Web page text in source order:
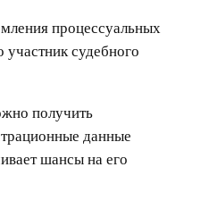
процессуальных
судебного
получить
данные
шансы на его